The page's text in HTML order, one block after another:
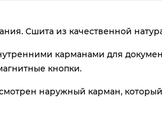
Сшита из качественной
карманами для
кнопки.
наружный карман,